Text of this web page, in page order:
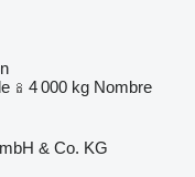
4 000 kg Nombre
& Co. KG